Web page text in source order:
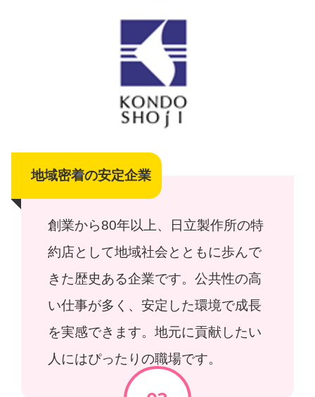
地域密着の安定企業
創業から80年以上、日立製作所の特
約店として地域社会とともに歩んで
きた歴史ある企業です。公共性の高
い仕事が多く、安定した環境で成長
を実感できます。地元に貢献したい
人にはぴったりの職場です。